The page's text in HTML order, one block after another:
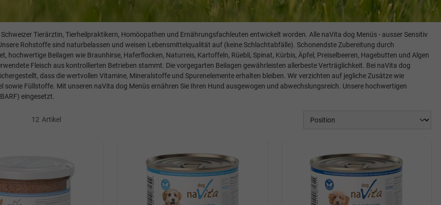
Tierärztin, Tierheilpraktikern, Homöopathen und Ernährungsfachleuten entwickelt worden. Alle naVita dog Menüs - ausser Sensitiv
Rohstoffe sind naturbelassen und weisen Lebensmittelqualität auf (keine Schlachtabfälle). Schonendste Zubereitung durch
Beilagen wie Braunhirse, Haferflocken, Naturreis, Kartoffeln, Rüebli, Spinat, Kürbis, Äpfel, Preiselbeeren, Hagebutten und Algen
Fleisch aus kontrollierten Betrieben stammt. Die vorgegarten Beilagen gewährleisten allerbeste Verträglichkeit. Bei naVita dog
dass die wertvollen Vitamine, Mineralstoffe und Spurenelemente erhalten bleiben. Wir verzichten auf jegliche Zusätze wie
sowie Füllstoffe. Mit unseren naVita dog Menüs ernähren Sie Ihren Hund ausgewogen und abwechslungsreich. Unsere hochwertigen
eingesetzt.
12 Artikel